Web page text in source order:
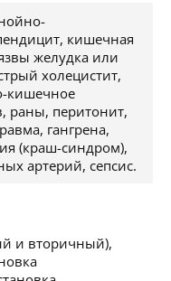
кишечная
желудка или
холецистит,
кишечное
раны, перитонит,
гангрена,
(краш-синдром),
артерий, сепсис.
и вторичный),